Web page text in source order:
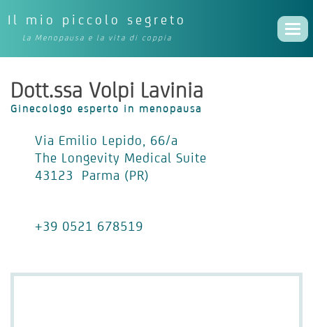
Il mio piccolo segreto
La Menopausa e la vita di coppia
Dott.ssa Volpi Lavinia
Ginecologo esperto in menopausa
Via Emilio Lepido, 66/a
The Longevity Medical Suite
43123 Parma (PR)
+39 0521 678519